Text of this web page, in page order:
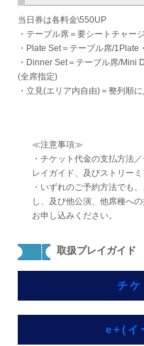
当日券は各料金\550UP
・テーブル席＝要シートチャー
・Plate Set＝テーブル席/
・Dinner Set＝テーブル席/Mini
(全席指定)
・立見(エリア内自由)＝整列順
≪注意事項≫
・チケット代金の支払方法
レイガイド、及びストリー
・いずれのご予約方法でも
し、及び他公演、他席種へ
お申し込みください。
取扱プレイガイド
チケ
e+(イ